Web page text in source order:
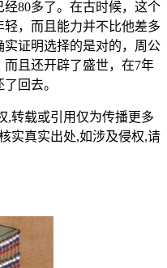
80多了。在古时候，这个
，而且能力并不比他差多
证明选择的是对的，周公
且还开辟了盛世，在7年
回去。
,转载或引用仅为传播更多
实真实出处,如涉及侵权,请